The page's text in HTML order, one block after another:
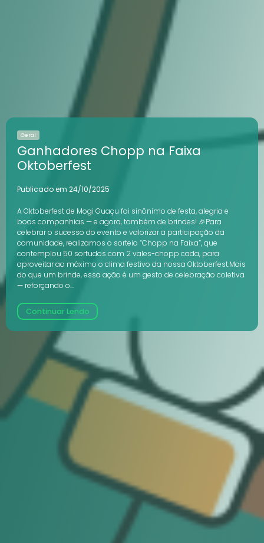
Geral
Ganhadores Chopp na Faixa
Oktoberfest
Publicado em 24/10/2025
A Oktoberfest de Mogi Guaçu foi sinônimo de festa, alegria e
boas companhias — e agora, também de brindes! 🎉Para
celebrar o sucesso do evento e valorizar a participação da
comunidade, realizamos o sorteio “Chopp na Faixa”, que
contemplou 50 sortudos com 2 vales-chopp cada, para
aproveitar ao máximo o clima festivo da nossa Oktoberfest.Mais
do que um brinde, essa ação é um gesto de celebração coletiva
— reforçando o...
Continuar Lendo